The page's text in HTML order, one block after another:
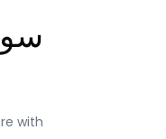
with